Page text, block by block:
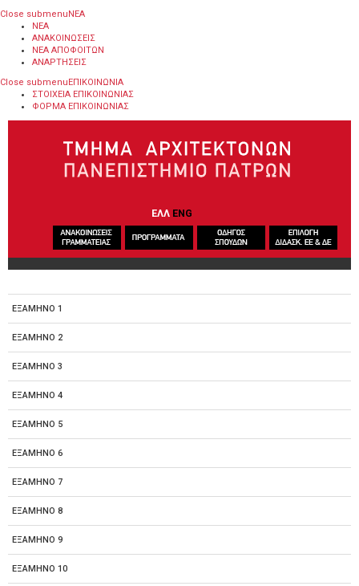
Close submenuΝΕΑ
ΝΕΑ
ΑΝΑΚΟΙΝΩΣΕΙΣ
ΝΕΑ ΑΠΟΦΟΙΤΩΝ
ΑΝΑΡΤΗΣΕΙΣ
Close submenuΕΠΙΚΟΙΝΩΝΙΑ
ΣΤΟΙΧΕΙΑ ΕΠΙΚΟΙΝΩΝΙΑΣ
ΦΟΡΜΑ ΕΠΙΚΟΙΝΩΝΙΑΣ
ΕΛΛ ENG
ΕΞΑΜΗΝΟ 1
ΕΞΑΜΗΝΟ 2
ΕΞΑΜΗΝΟ 3
ΕΞΑΜΗΝΟ 4
ΕΞΑΜΗΝΟ 5
ΕΞΑΜΗΝΟ 6
ΕΞΑΜΗΝΟ 7
ΕΞΑΜΗΝΟ 8
ΕΞΑΜΗΝΟ 9
ΕΞΑΜΗΝΟ 10